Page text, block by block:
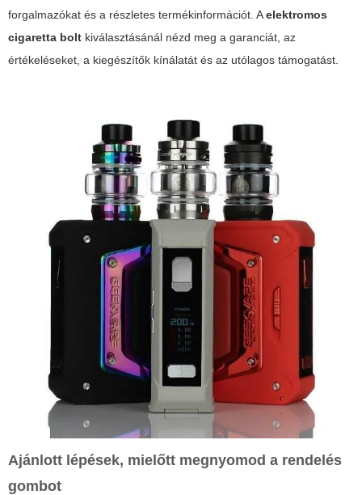
forgalmazókat és a részletes termékinformációt. Aelektromos
cigaretta bolt kiválasztásánál nézd meg a garanciát, az
értékeléseket, a kiegészítők kínálatát és az utólagos támogatást.
Ajánlott lépések, mielőtt megnyomod a rendelés
gombot